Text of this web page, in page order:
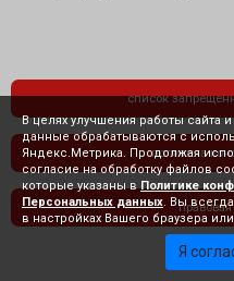
список
политика
В целях улучшения работы сайта
данные обрабатываются с
Яндекс.Метрика. Продолжая
согласие на обработку файлов
которые указаны в Политике
Персональных данных . Вы
в настройках Вашего браузера
Я